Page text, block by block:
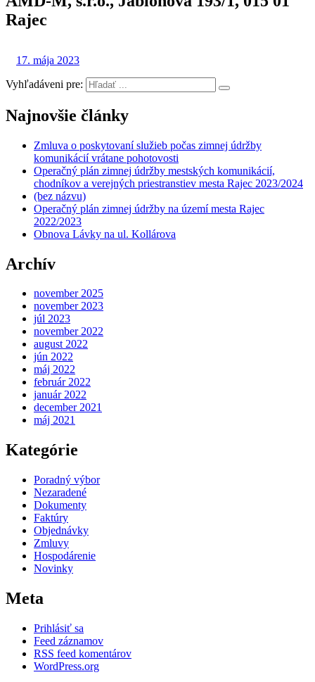
Rajec
17. mája 2023
Vyhľadáveni pre:
Najnovšie články
Zmluva o poskytovaní služieb počas zimnej údržby
komunikácií vrátane pohotovosti
Operačný plán zimnej údržby mestských komunikácií,
chodníkov a verejných priestranstiev mesta Rajec 2023/2024
(bez názvu)
Operačný plán zimnej údržby na území mesta Rajec
2022/2023
Obnova Lávky na ul. Kollárova
Archív
november 2025
november 2023
júl 2023
november 2022
august 2022
jún 2022
máj 2022
február 2022
január 2022
december 2021
máj 2021
Kategórie
Poradný výbor
Nezaradené
Dokumenty
Faktúry
Objednávky
Zmluvy
Hospodárenie
Novinky
Meta
Prihlásiť sa
Feed záznamov
RSS feed komentárov
WordPress.org